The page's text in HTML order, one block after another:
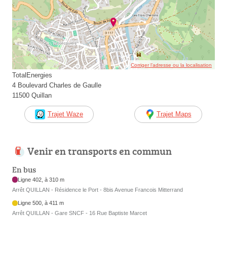
Corriger l’adresse ou la localisation
TotalEnergies
4 Boulevard Charles de Gaulle
11500 Quillan
Trajet Waze Trajet Maps
Venir en transports en commun
En bus
Ligne 402, à 310 m
Arrêt QUILLAN - Résidence le Port - 8bis Avenue Francois Mitterrand
Ligne 500, à 411 m
Arrêt QUILLAN - Gare SNCF - 16 Rue Baptiste Marcet